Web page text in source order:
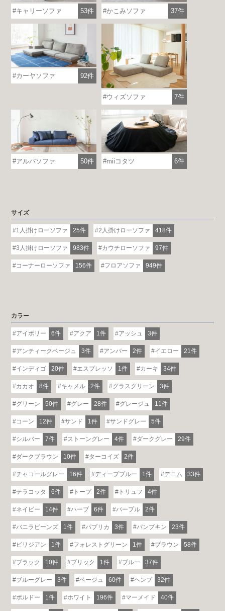
各地で出張ショールームを開催！
この機会にHAREMのソファをお試しくだ
※一部日時は予約制
詳しくはこちら
キャリーソファ 53件 かこみソファ 37件
カーヤソファ 92件
ウィズソファ 7件
アルバソファ 50件 miiコタツ 6件
サイズ
1人掛けローソファ 25件 2人掛けローソファ 418件
3人掛けローソファ 983件 カウチローソファ 97件
コーナーローソファ 156件 フロアソファ 949件
カラー
アイボリー 6件 アクア 1件 アッシュ 3件
アンティークベージュ 3件 アンバー 2件 イエロー 21件
インディゴ 20件 エスプレッソ 1件 カーキ 34件
カカオ 8件 キャメル 2件 グラスグリーン 3件
グリーン 50件 グレー 28件 グレージュ 11件
コーン 12件 サンド 1件 サンドグレー 5件
シルバー 7件 ストーングレー 4件 ダークグレー 29件
ダークブラウン 10件 ターコイズ 2件
チャコールグレー 16件 ディープブルー 1件 デニム 33件
テラコッタ 6件 トープ 2件 トリュフ 4件
ネイビー 14件 ハーブ 6件 パープル 2件
バニラビーンズ 1件 パプリカ 3件 パンプキン 23件
ビリジアン 1件 フォレストグリーン 1件 ブラウン 58件
ブラック 10件 ブリック 1件 ブルー 37件
ブルーグレー 3件 ベージュ 60件 ヘンプ 32件
ボルドー 1件 ホワイト 196件 マーメイド 40件